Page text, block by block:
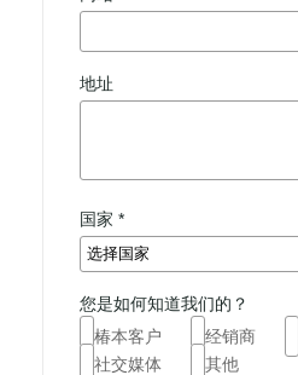
地址
国家 *
您是如何知道我们的？
椿本客户
经销商
社交媒体
其他